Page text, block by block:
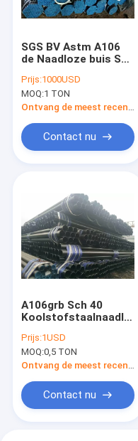
SGS BV Astm A106
de Naadloze buis Sch
Koolstofstaal
Gegalvaniseerde Pijp
Prijs:1000USD
MOQ:1 TON
Contact nu
A106grb Sch 40
Koolstofstaalnaadloze
Prijs:1USD
MOQ:0,5 TON
Ontvang de meest recente Prijs
Contact nu